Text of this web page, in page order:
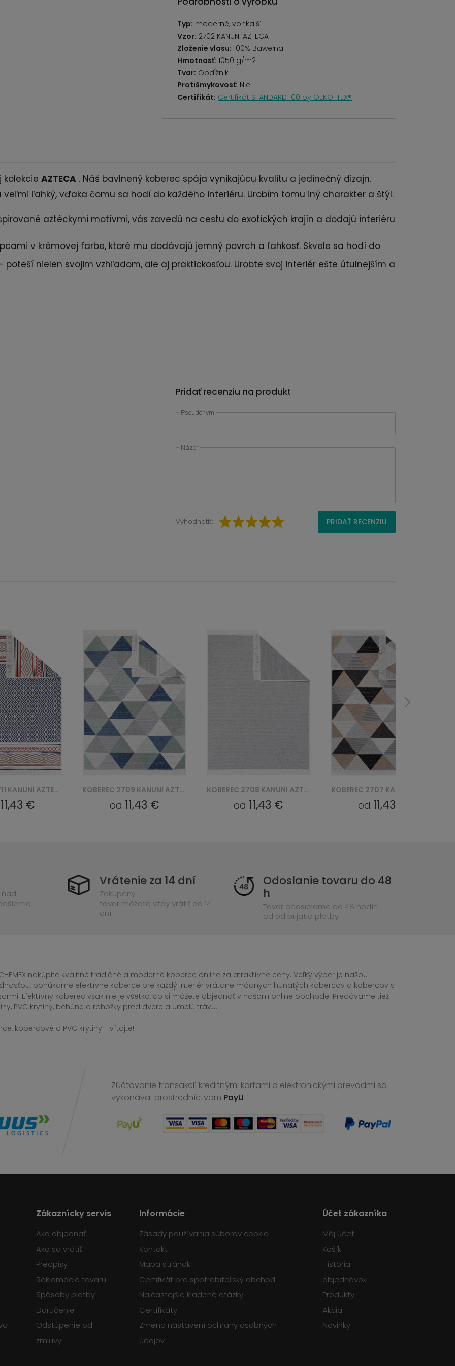
Typ: moderné, vonkajší
Vzor: 2702 KANUNI AZTECA
Zloženie vlasu: 100% Bawełna
Hmotnosť: 1050 g/m2
Tvar: Obdĺžnik
Protišmykovosť: Nie
Certifikát: Certifikát STANDARD 100 by OEKO-TEX®
AZTECA . Náš bavlnený koberec spája vynikajúcu kvalitu a jedinečný dizajn.
veľmi ľahký, vďaka čomu sa hodí do každého interiéru. Urobím tomu iný charakter a štýl.
aztéckymi motívmi, vás zavedú na cestu do exotických krajín a dodajú interiéru
v krémovej farbe, ktoré mu dodávajú jemný povrch a ľahkosť. Skvele sa hodí do
nielen svojim vzhľadom, ale aj praktickosťou. Urobte svoj interiér ešte útulnejším a
Pridať recenziu na produkt
Pseudónym
Názor
Vyhodnotiť: PRIDAŤ RECENZIU
KOBEREC 2711 KANUNI AZTECA BAWEŁNIANY
11,43 €
KOBEREC 2709 KANUNI AZTECA BAWEŁNIANY
od 11,43 €
KOBEREC 2708 KANUNI AZTECA BAWEŁNIANY
od 11,43 € od 11,43 €
Vrátenie za 14 dní
Zakúpený
tovar môžete vždy vrátiť do 14
dní
Odoslanie tovaru do 48
h
Tovar odosielame do 48 hodín
od od prijatia platby
nakúpite kvalitné tradičné a moderné koberce online za atraktívne ceny. Veľký výber je našou
ponúkame efektívne koberce pre každý interiér vrátane módnych huňatých kobercov a kobercov s
Efektívny koberec však nie je všetko, čo si môžete objednať v našom online obchode. Predávame tiež
PVC krytiny, behúne a rohožky pred dvere a umelú trávu.
kobercové a PVC krytiny - vítajte!
Zúčtovanie transakcií kreditnými kartami a elektronickými prevodmi sa
vykonáva prostredníctvom PayU
Zákaznícky servis
Ako objednať
Ako sa vrátiť
Predpisy
Reklamácie tovaru
Spôsoby platby
Doručenie
Odstúpenie od
zmluvy
Informácie
Zásady používania súborov cookie
Kontakt
Mapa stránok
Certifikát pre spotrebiteľský obchod
Najčastejšie kladené otázky
Certifikáty
Zmena nastavení ochrany osobných
údajov
Účet zákazníka
Môj účet
Košík
História
objednávok
Produkty
Akcia
Novinky